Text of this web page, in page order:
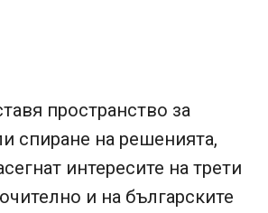
пространство за
спиране на решенията,
интересите на трети
и на българските